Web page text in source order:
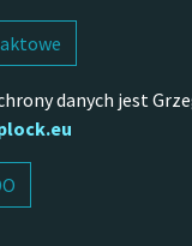
danych jest